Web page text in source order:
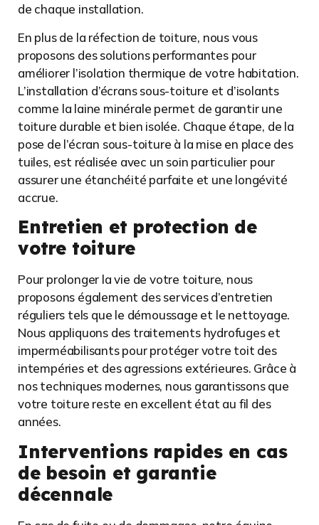
de chaque installation.
En plus de la réfection de toiture, nous vous
proposons des solutions performantes pour
améliorer l’isolation thermique de votre habitation.
L’installation d’écrans sous-toiture et d’isolants
comme la laine minérale permet de garantir une
toiture durable et bien isolée. Chaque étape, de la
pose de l’écran sous-toiture à la mise en place des
tuiles, est réalisée avec un soin particulier pour
assurer une étanchéité parfaite et une longévité
accrue.
Entretien et protection de
votre toiture
Pour prolonger la vie de votre toiture, nous
proposons également des services d’entretien
réguliers tels que le démoussage et le nettoyage.
Nous appliquons des traitements hydrofuges et
imperméabilisants pour protéger votre toit des
intempéries et des agressions extérieures. Grâce à
nos techniques modernes, nous garantissons que
votre toiture reste en excellent état au fil des
années.
Interventions rapides en cas
de besoin et garantie
décennale